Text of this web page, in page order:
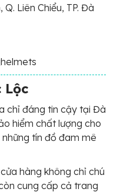
Liên Chiểu, TP. Đà
Lộc
chỉ đáng tin cậy tại Đà
hiểm chất lượng cho
tín đồ đam mê
hàng không chỉ chú
cung cấp cả trang